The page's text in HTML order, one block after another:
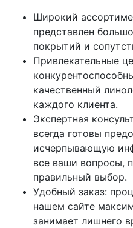
Широкий
представлен
покрытий и
Привлекательные
качественный
каждого клиента.
Экспертная
всегда готовы
исчерпывающую
все ваши вопросы,
правильный выбор.
Удобный заказ:
нашем сайте
занимает лишнего